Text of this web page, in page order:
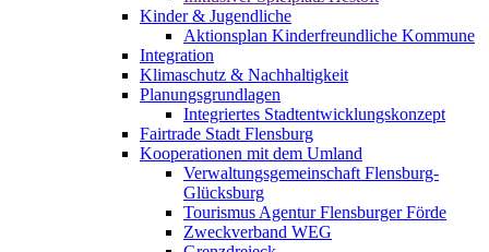
Kinder & Jugendliche
Aktionsplan Kinderfreundliche Kommune
Integration
Klimaschutz & Nachhaltigkeit
Planungsgrundlagen
Integriertes Stadtentwicklungskonzept
Fairtrade Stadt Flensburg
Kooperationen mit dem Umland
Verwaltungsgemeinschaft Flensburg-
Glücksburg
Tourismus Agentur Flensburger Förde
Zweckverband WEG